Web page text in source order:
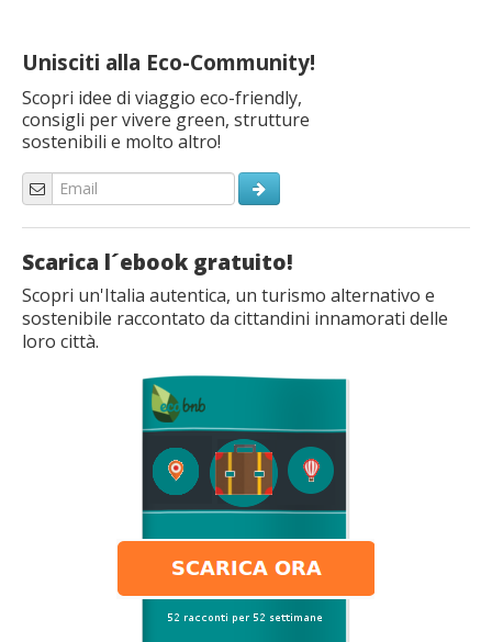
Unisciti alla Eco-Community!
Scopri idee di viaggio eco-friendly,
consigli per vivere green, strutture
sostenibili e molto altro!
Scarica l´ebook gratuito!
Scopri un'Italia autentica, un turismo alternativo e
sostenibile raccontato da cittandini innamorati delle
loro città.